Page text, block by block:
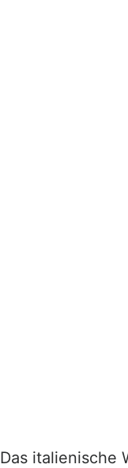
Das italienische